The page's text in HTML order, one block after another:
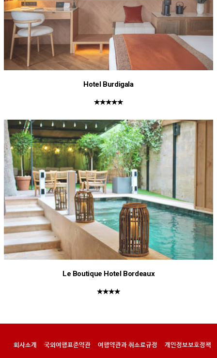
Hotel Burdigala
★★★★★
Le Boutique Hotel Bordeaux
★★★★
회사소개 국외여행표준약관 여행약관과 취소료규정 개인정보보호정책